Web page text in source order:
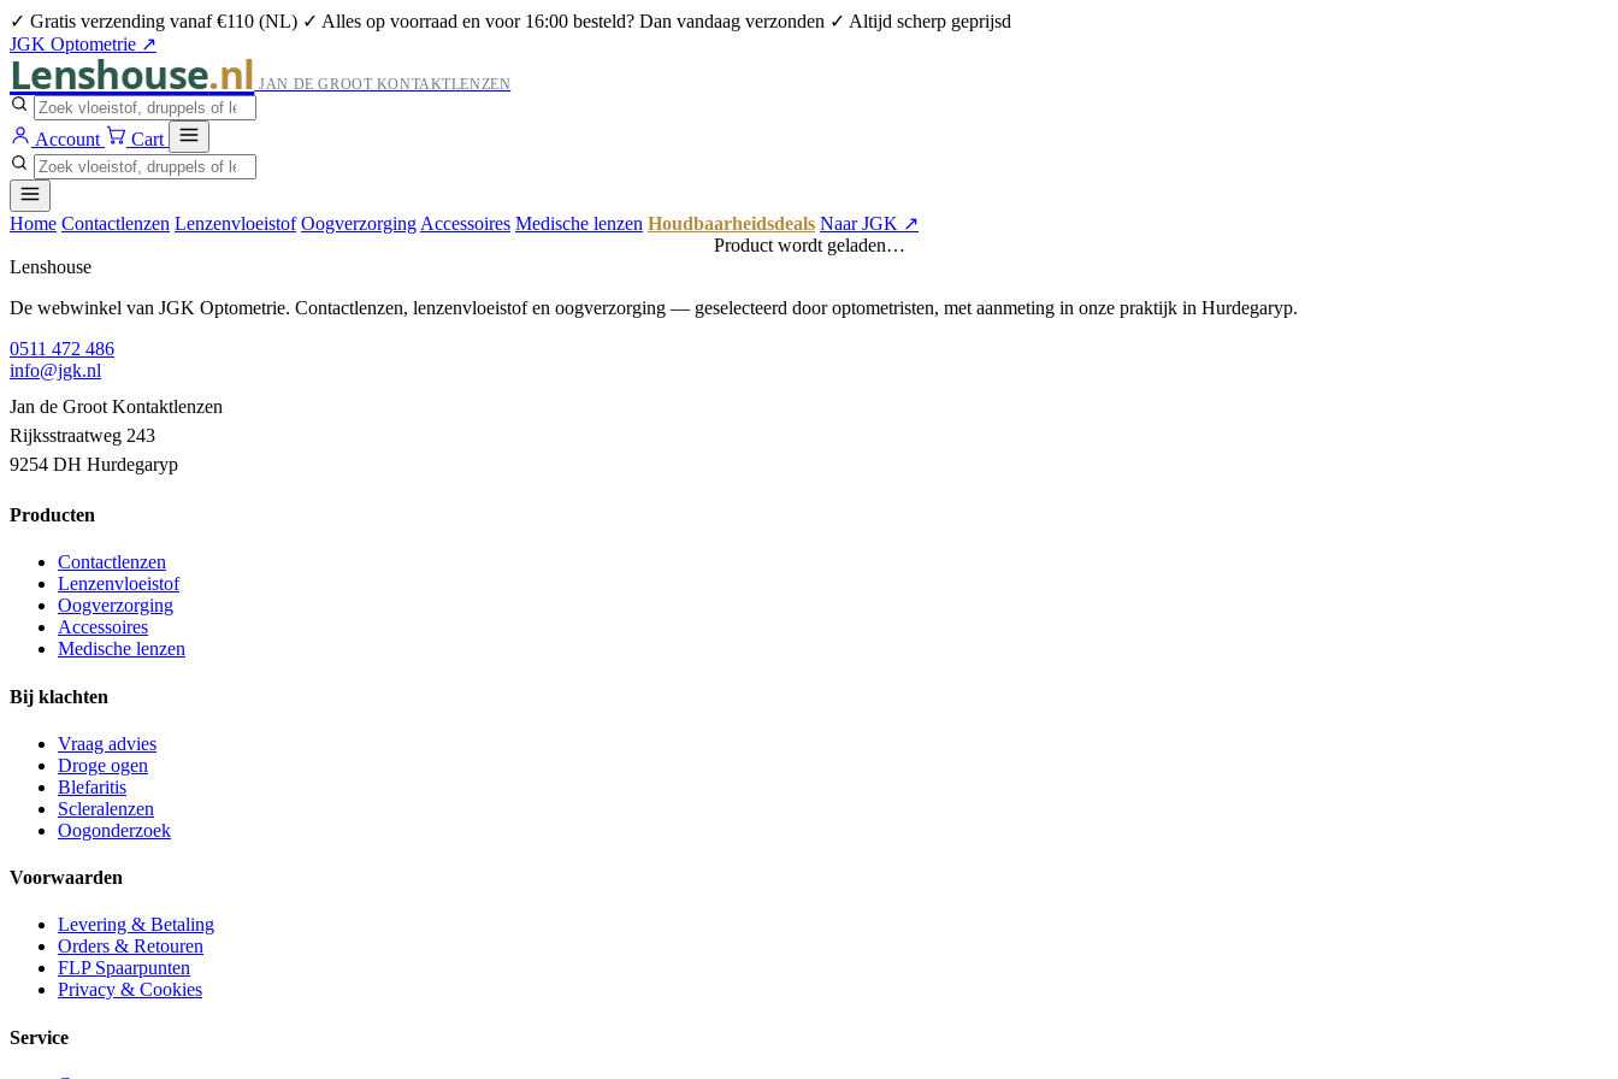
✓ Gratis verzending vanaf €110 (NL) ✓ Alles op voorraad en voor 16:00 besteld? Dan vandaag verzonden ✓ Altijd scherp geprijsd
JGK Optometrie ↗
Lenshouse.nl JAN DE GROOT KONTAKTLENZEN
Account Cart
Home Contactlenzen Lenzenvloeistof Oogverzorging Accessoires Medische lenzen Houdbaarheidsdeals Naar JGK ↗
Product wordt geladen…
Lenshouse
De webwinkel van JGK Optometrie. Contactlenzen, lenzenvloeistof en oogverzorging — geselecteerd door optometristen, met aanmeting in onze praktijk in Hurdegaryp.
0511 472 486
info@jgk.nl
Jan de Groot Kontaktlenzen
Rijksstraatweg 243
9254 DH Hurdegaryp
Producten
Contactlenzen
Lenzenvloeistof
Oogverzorging
Accessoires
Medische lenzen
Bij klachten
Vraag advies
Droge ogen
Blefaritis
Scleralenzen
Oogonderzoek
Voorwaarden
Levering & Betaling
Orders & Retouren
FLP Spaarpunten
Privacy & Cookies
Service